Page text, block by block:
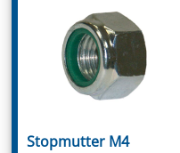
Stopmutter M4